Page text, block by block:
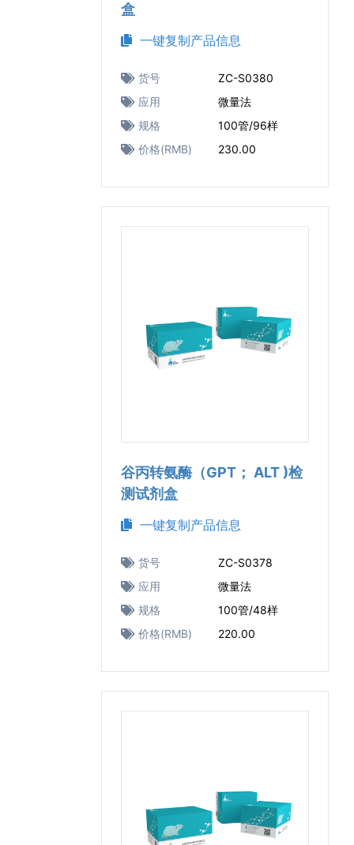
盒
一键复制产品信息
货号
ZC-S0380
应用
微量法
规格
100管/96样
价格(RMB)
230.00
谷丙转氨酶（GPT； ALT )检
测试剂盒
一键复制产品信息
货号
ZC-S0378
应用
微量法
规格
100管/48样
价格(RMB)
220.00